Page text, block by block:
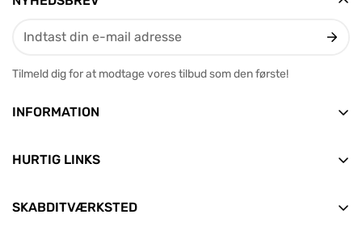
INFORMATION
9400 Nørresundby
Find os
HURTIG LINKS
SKABDITVÆRKSTED
Tilmeld dig for at modtage vores tilbud som den første!